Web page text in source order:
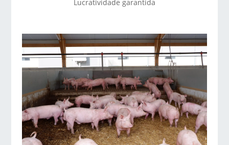
Lucratividade garantida